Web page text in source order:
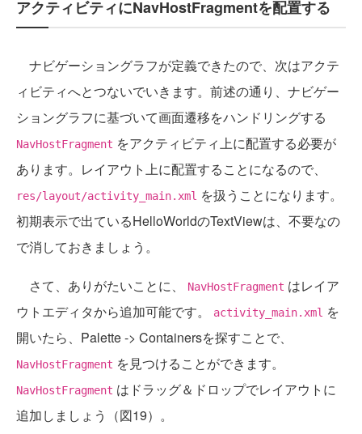
アクティビティにNavHostFragmentを配置する
ナビゲーショングラフが定義できたので、次はアクテ
ィビティへとつないでいきます。前述の通り、ナビゲー
ショングラフに基づいて画面遷移をハンドリングする
NavHostFragment をアクティビティ上に配置する必要が
あります。レイアウト上に配置することになるので、
res/layout/activity_main.xml を扱うことになります。
初期表示で出ているHelloWorldのTextViewは、不要なの
で消しておきましょう。
さて、ありがたいことに、 NavHostFragment はレイア
ウトエディタから追加可能です。
activity_main.xml を
開いたら、Palette -> Containersを探すことで、
NavHostFragment を見つけることができます。
NavHostFragment はドラッグ＆ドロップでレイアウトに
追加しましょう（図19）。